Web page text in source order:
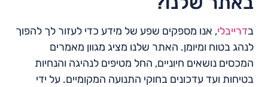
בדרייבלי, אנו מספקים שפע של מידע כדי לעזור לך להפוך
לנהג בטוח ומיומן. האתר שלנו מציג מגוון מאמרים
המכסים נושאים חיוניים, החל מטיפים לנהיגה והנחיות
בטיחות ועד עדכונים בחוקי התנועה המקומיים. על ידי